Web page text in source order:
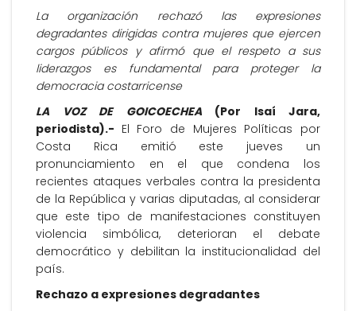
La organización rechazó las expresiones
degradantes dirigidas contra mujeres que ejercen
cargos públicos y afirmó que el respeto a sus
liderazgos es fundamental para proteger la
democracia costarricense
LA VOZ DE GOICOECHEA(Por Isaí Jara,
periodista).- El Foro de Mujeres Políticas por
Costa Rica emitió este jueves un
pronunciamiento en el que condena los
recientes ataques verbales contra la presidenta
de la República y varias diputadas, al considerar
que este tipo de manifestaciones constituyen
violencia simbólica, deterioran el debate
democrático y debilitan la institucionalidad del
país.
Rechazo a expresiones degradantes